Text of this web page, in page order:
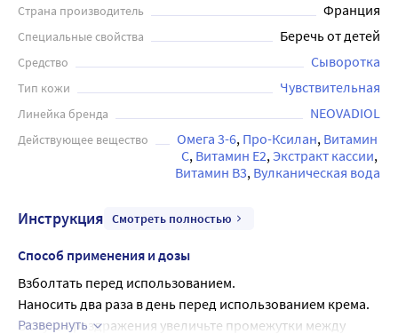
Страна производитель Франция
Специальные свойства Беречь от детей
Средство Сыворотка
Тип кожи Чувствительная
Линейка бренда NEOVADIOL
Действующее вещество Омега 3-6 Про-Ксилан Витамин
C Витамин E2 Экстракт кассии
Витамин B3 Вулканическая вода
Инструкция Смотреть полностью
Способ применения и дозы
Взболтать перед использованием.
Наносить два раза в день перед использованием крема.
В случае раздражения увеличьте промежутки между
Развернуть